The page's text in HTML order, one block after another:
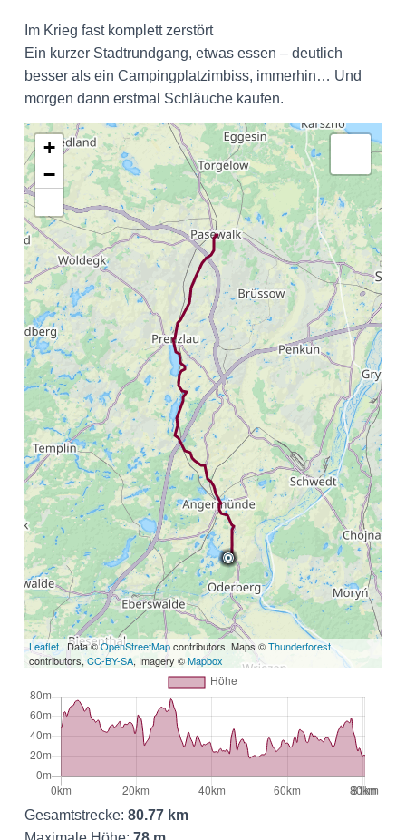
Im Krieg fast komplett zerstört
Ein kurzer Stadtrundgang, etwas essen – deutlich
besser als ein Campingplatzimbiss, immerhin… Und
morgen dann erstmal Schläuche kaufen.
+
−
Leaflet | Data ©OpenStreetMapcontributors, Maps ©Thunderforest
contributors,CC-BY-SA, Imagery ©Mapbox
Gesamtstrecke: 80.77 km